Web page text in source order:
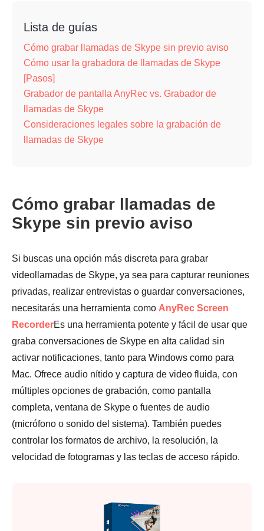
Lista de guías
Cómo grabar llamadas de Skype sin previo aviso
Cómo usar la grabadora de llamadas de Skype
[Pasos]
Grabador de pantalla AnyRec vs. Grabador de
llamadas de Skype
Consideraciones legales sobre la grabación de
llamadas de Skype
Cómo grabar llamadas de
Skype sin previo aviso
Si buscas una opción más discreta para grabar
videollamadas de Skype, ya sea para capturar reuniones
privadas, realizar entrevistas o guardar conversaciones,
necesitarás una herramienta como AnyRec Screen
RecorderEs una herramienta potente y fácil de usar que
graba conversaciones de Skype en alta calidad sin
activar notificaciones, tanto para Windows como para
Mac. Ofrece audio nítido y captura de video fluida, con
múltiples opciones de grabación, como pantalla
completa, ventana de Skype o fuentes de audio
(micrófono o sonido del sistema). También puedes
controlar los formatos de archivo, la resolución, la
velocidad de fotogramas y las teclas de acceso rápido.